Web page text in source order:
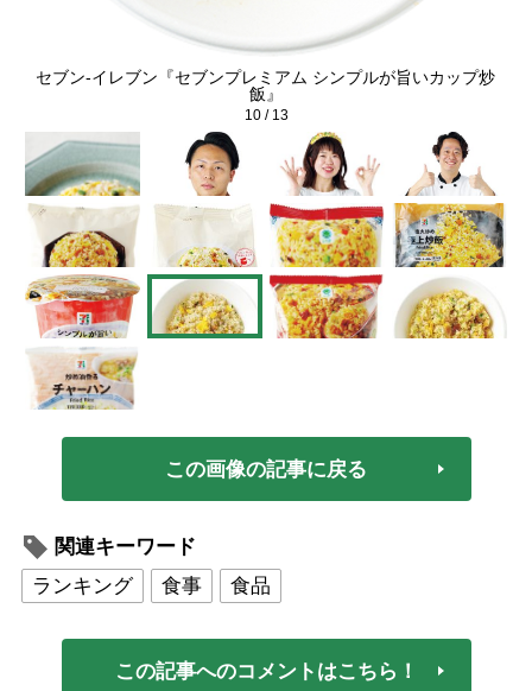
セブン-イレブン『セブンプレミアム シンプルが旨いカップ炒
飯』
10/ 13
この画像の記事に戻る
関連キーワード
ランキング
食事 食品
この記事へのコメントはこちら！